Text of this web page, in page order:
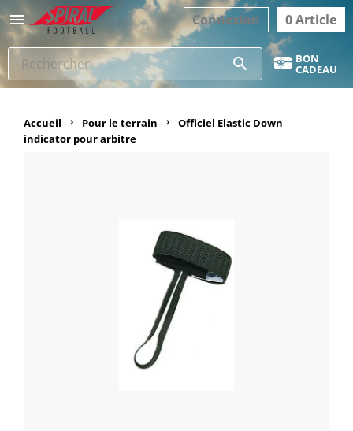
 0 Article
Connexion
search BON
CADEAU
Accueil Pour le terrain
Officiel Elastic Down
indicator pour arbitre